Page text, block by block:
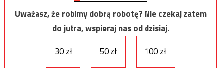
Uważasz, że robimy dobrą robotę? Nie czekaj zatem
do jutra, wspieraj nas od dzisiaj.
30 zł
50 zł 100 zł